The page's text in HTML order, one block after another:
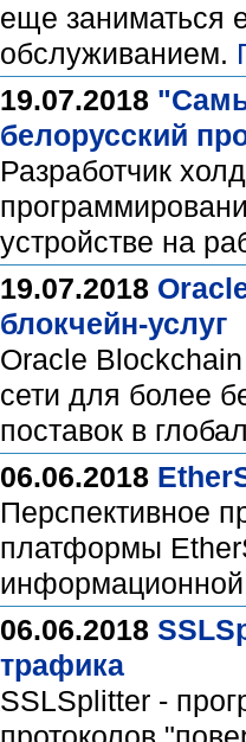
еще заниматься
обслуживанием.
19.07.2018
белорусский
Разработчик
устройстве на
19.07.2018
блокчейн-услуг
Oracle Blockchain
сети для более
поставок в
06.06.2018
Перспективное
платформы
06.06.2018
трафика
SSLSplitter -